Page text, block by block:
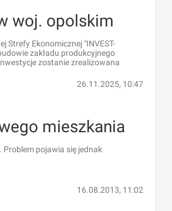
woj. opolskim
Strefy Ekonomicznej "INVEST-
zakładu produkcyjnego
zostanie zrealizowana
26.11.2025, 10:47
mieszkania
pojawia się jednak
16.08.2013, 11:02